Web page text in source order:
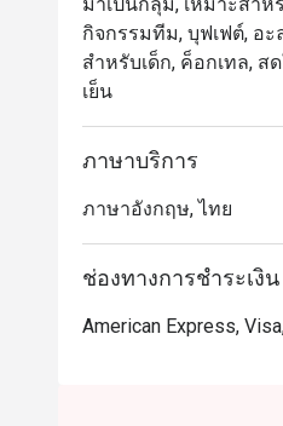
ริมแม่น้ำเจ้าพระยาโป
・จุดเด่นของร้านคือบุ
Massaman Beef
ใส่จากทีมงาน
ใจ เหมาะกับทั้งมื้อครอ
・เหมาะสำหรับนักท่อ
กิจกรรมทีม, บุฟเฟต์, อ
สำหรับเด็ก, ค็อกเทล, ส
เย็น
ภาษาบริการ
ภาษาอังกฤษ, ไทย
ช่องทางการชำระเงิน
American Express,